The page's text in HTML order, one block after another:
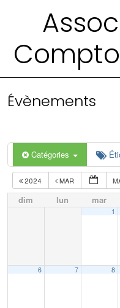
Évènements
Catégories
2024 MAR
dim lun mar
1
6 7 8